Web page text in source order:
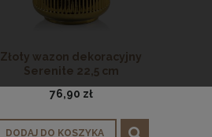
Złoty wazon dekoracyjny
Serenite 22,5 cm
76,90 zł
DODAJ DO KOSZYKA